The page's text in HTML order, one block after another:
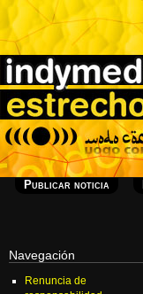
Publicar noticia
Navegación
Renuncia de